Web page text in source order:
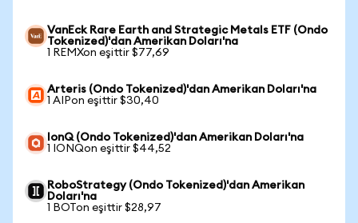
VanEck Rare Earth and Strategic Metals ETF (Ondo
Tokenized)'dan Amerikan Doları'na
1 REMXon eşittir $77,69
Arteris (Ondo Tokenized)'dan Amerikan Doları'na
1 AIPon eşittir $30,40
IonQ (Ondo Tokenized)'dan Amerikan Doları'na
1 IONQon eşittir $44,52
RoboStrategy (Ondo Tokenized)'dan Amerikan
Doları'na
1 BOTon eşittir $28,97